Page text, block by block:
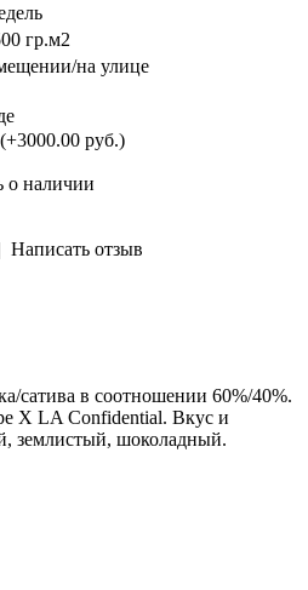
гр.м2
на улице
(+3000.00 руб.)
о наличии
Написать отзыв
сатива в соотношении 60%/40%.
X LA Confidential. Вкус и
землистый, шоколадный.